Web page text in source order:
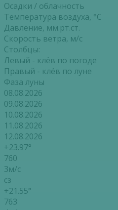
Осадки / облачность
Температура воздуха, °С
Давление, мм.рт.ст.
Скорость ветра, м/с
Столбцы:
Левый - клёв по погоде
Правый - клёв по луне
Фаза луны
08.08.2026
09.08.2026
10.08.2026
11.08.2026
12.08.2026
+23.97°
760
3м/с
сз
+21.55°
763